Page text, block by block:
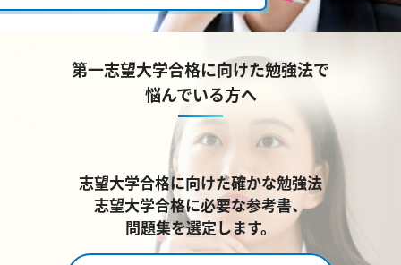
第一志望大学合格に向けた勉強法で
悩んでいる方へ
志望大学合格に向けた確かな勉強法
志望大学合格に必要な参考書、
問題集を選定します。